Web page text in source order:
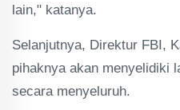
lain," katanya.
Selanjutnya, Direktur FBI,
pihaknya akan menyelidiki
secara menyeluruh.